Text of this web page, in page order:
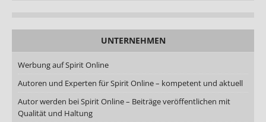
UNTERNEHMEN
Werbung auf Spirit Online
Autoren und Experten für Spirit Online – kompetent und aktuell
Autor werden bei Spirit Online – Beiträge veröffentlichen mit
Qualität und Haltung